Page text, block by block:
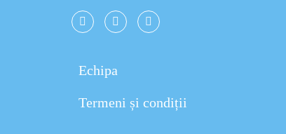
Echipa
Termeni și condiții